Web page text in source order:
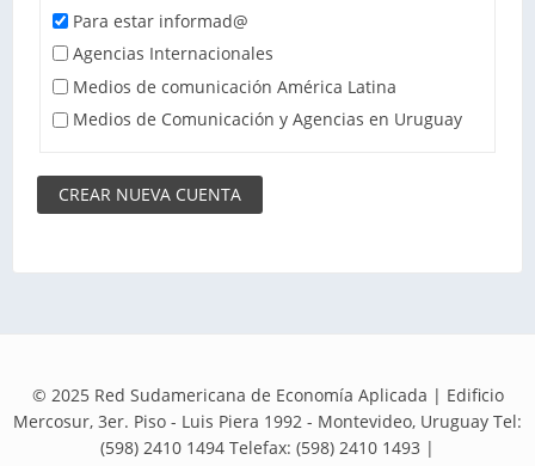
Para estar informad@
Agencias Internacionales
Medios de comunicación América Latina
Medios de Comunicación y Agencias en Uruguay
© 2025 Red Sudamericana de Economía Aplicada | Edificio
Mercosur, 3er. Piso - Luis Piera 1992 - Montevideo, Uruguay Tel:
(598) 2410 1494 Telefax: (598) 2410 1493 |